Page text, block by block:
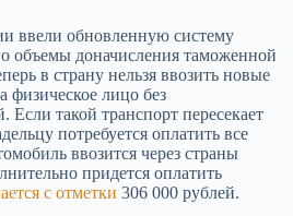
ввели обновленную систему
объемы доначисления таможенной
в страну нельзя ввозить новые
лицо без
Если такой транспорт пересекает
потребуется оплатить все
ввозится через страны
придется оплатить
с отметки 306 000 рублей.